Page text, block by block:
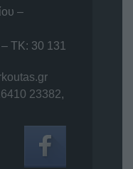
–
– ΤΚ: 30 131
23382,